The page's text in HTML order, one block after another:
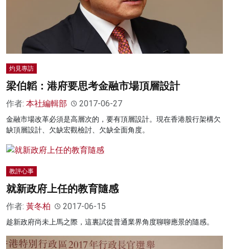
灼見專訪
梁伯韜：港府要思考金融市場頂層設計
作者: 本社編輯部 2017-06-27
金融市場改革必須是高層次的，要有頂層設計。現在香港股行架構欠
缺頂層設計、欠缺宏觀檢討、欠缺全面角度。
教評心事
就新政府上任的教育隨感
作者: 黃冬柏 2017-06-15
趁新政府尚未上馬之際，這裏試從普通業界角度聊聊應景的隨感。